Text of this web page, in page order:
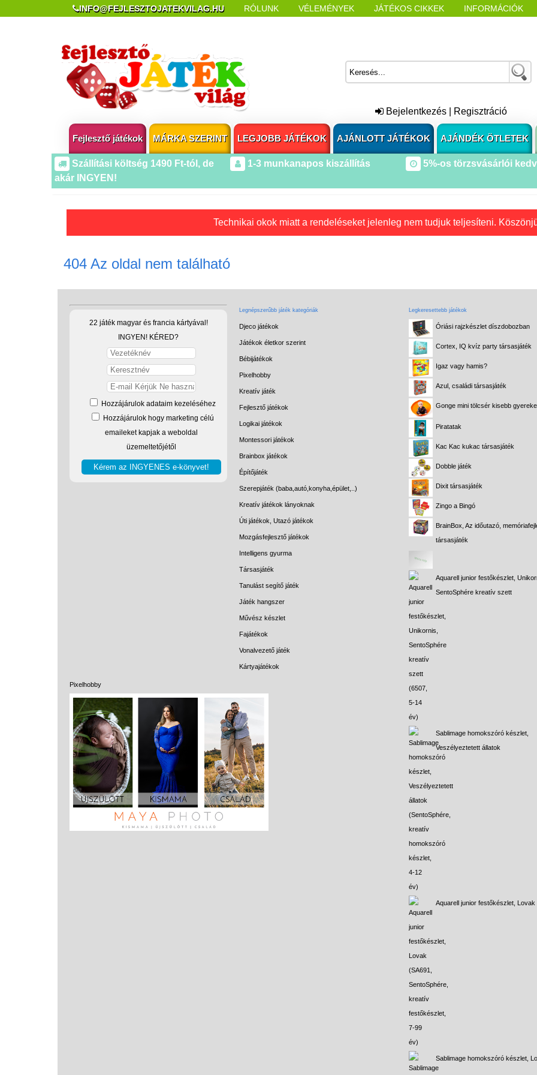
INFO@FEJLESZTOJATEKVILAG.HU RÓLUNK VÉLEMÉNYEK JÁTÉKOS CIKKEK INFORMÁCIÓK
Bejelentkezés Regisztráció
Fejlesztő játékok MÁRKA SZERINT LEGJOBB JÁTÉKOK AJÁNLOTT JÁTÉKOK AJÁNDÉK ÖTLETEK
Szállítási költség 1490 Ft-tól, de
akár INGYEN!
1-3 munkanapos kiszállítás 5%-os törzsvásárlói
Technikai okok miatt a rendeléseket jelenleg nem tudjuk teljesíteni.
404 Az oldal nem található
22 játék magyar és francia kártyával!
INGYEN! KÉRED?
Hozzájárulok adataim kezeléséhez
Hozzájárulok hogy marketing célú
emaileket kapjak a weboldal
üzemeltetőjétől
Pixelhobby
Legnépszerűbb játék kategóriák
Djeco játékok
Játékok életkor szerint
Bébijátékok
Pixelhobby
Kreatív játék
Fejlesztő játékok
Logikai játékok
Montessori játékok
Brainbox játékok
Építőjáték
Szerepjáték (baba,autó,konyha,épület,..)
Kreatív játékok lányoknak
Úti játékok, Utazó játékok
Mozgásfejlesztő játékok
Intelligens gyurma
Társasjáték
Tanulást segítő játék
Játék hangszer
Művész készlet
Fajátékok
Vonalvezető játék
Kártyajátékok
Legkeresettebb játékok
Óriási rajzkészlet díszdobozban
Cortex, IQ kvíz party társasjáték
Igaz vagy hamis?
Azul, családi társasjáték
Gonge mini tölcsér kisebb
Piratatak
Kac Kac kukac társasjáték
Dobble játék
Dixit társasjáték
Zingo a Bingó
BrainBox, Az időutazó,
társasjáték
Aquarell junior festőkészlet,
SentoSphére kreatív szett
Sablimage homokszóró készlet,
Veszélyeztetett állatok
Aquarell junior festőkészlet, Lovak
Sablimage homokszóró készlet,